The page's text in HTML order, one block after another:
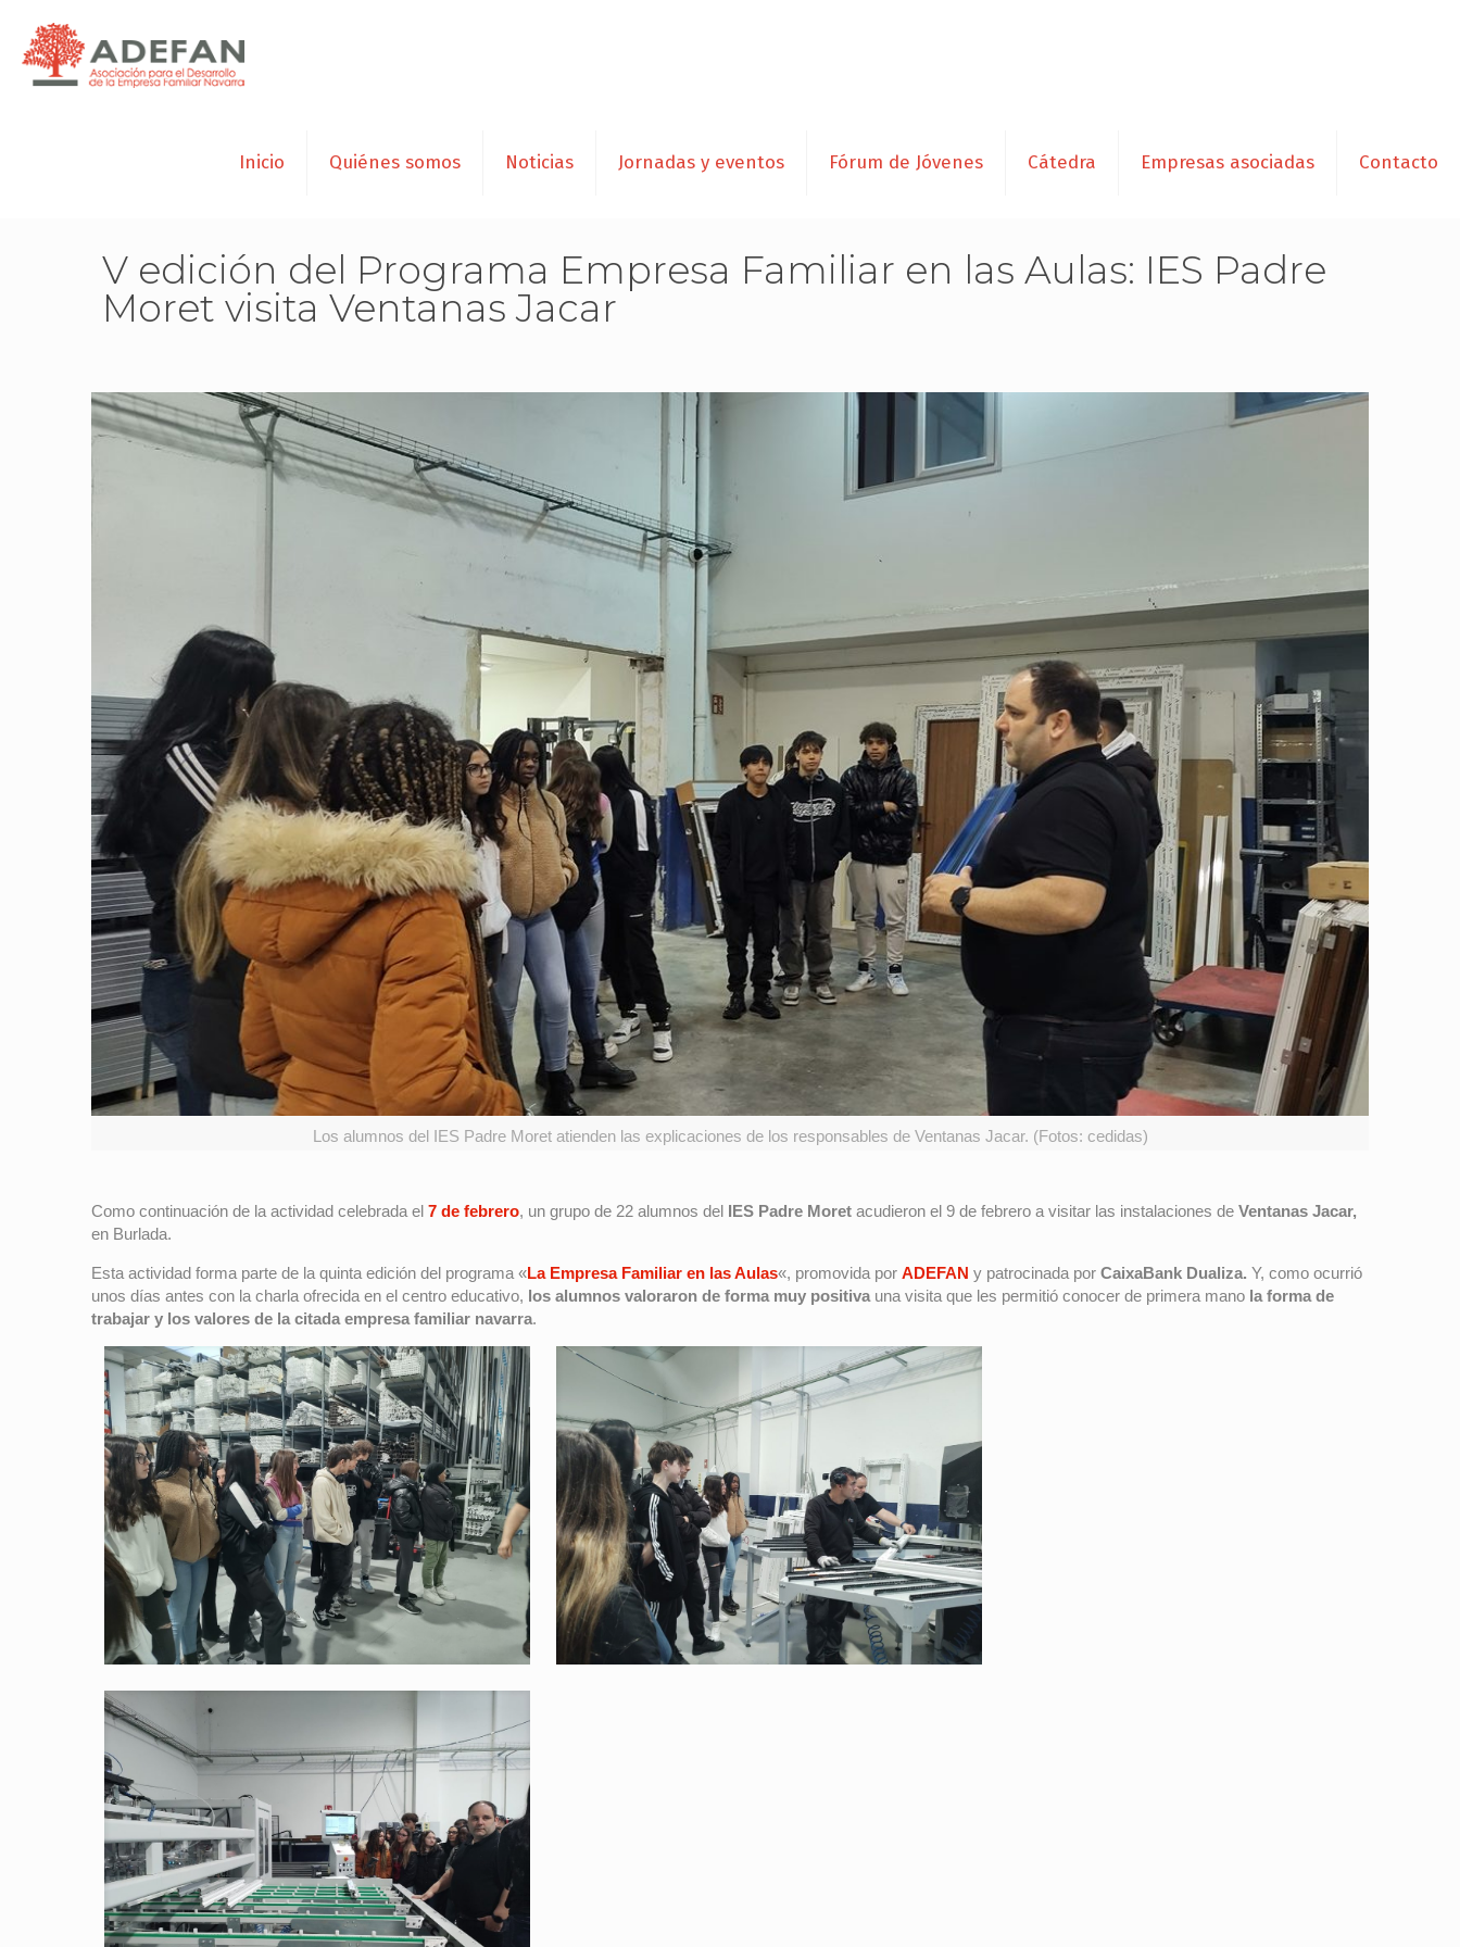
Inicio Quiénes somos Noticias Jornadas y eventos Fórum de Jóvenes Cátedra Empresas asociadas Contacto
V edición del Programa Empresa Familiar en las Aulas: IES Padre
Moret visita Ventanas Jacar
Los alumnos del IES Padre Moret atienden las explicaciones de los responsables de Ventanas Jacar. (Fotos: cedidas)
Como continuación de la actividad celebrada el 7 de febrero, un grupo de 22 alumnos del IES Padre Moret acudieron el 9 de febrero a visitar las instalaciones de Ventanas Jacar,
en Burlada.
Esta actividad forma parte de la quinta edición del programa «La Empresa Familiar en las Aulas«, promovida por ADEFAN y patrocinada por CaixaBank Dualiza. Y, como ocurrió
unos días antes con la charla ofrecida en el centro educativo, los alumnos valoraron de forma muy positiva una visita que les permitió conocer de primera mano la forma de
trabajar y los valores de la citada empresa familiar navarra.